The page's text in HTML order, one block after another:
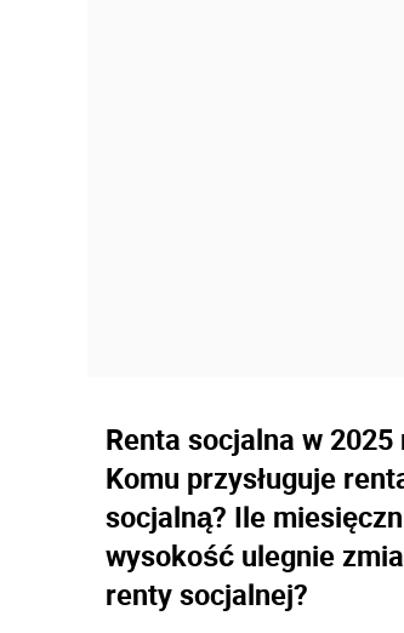
Renta socjalna w
Komu przysługuje
socjalną? Ile
wysokość ulegnie
renty socjalnej?